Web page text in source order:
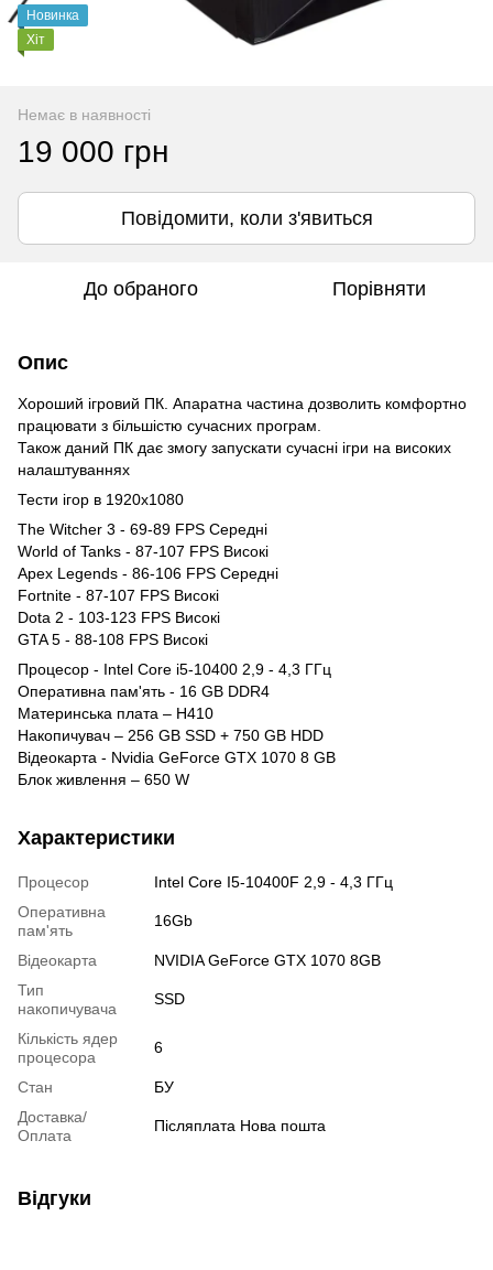
Новинка
Хіт
Немає в наявності
19 000 грн
Повідомити, коли з'явиться
До обраного Порівняти
Опис
Хороший ігровий ПК. Апаратна частина дозволить комфортно
працювати з більшістю сучасних програм.
Також даний ПК дає змогу запускати сучасні ігри на високих
налаштуваннях
Тести ігор в 1920x1080
The Witcher 3 - 69-89 FPS Середні
World of Tanks - 87-107 FPS Високі
Apex Legends - 86-106 FPS Середні
Fortnite - 87-107 FPS Високі
Dota 2 - 103-123 FPS Високі
GTA 5 - 88-108 FPS Високі
Процесор - Intel Core i5-10400 2,9 - 4,3 ГГц
Оперативна пам'ять - 16 GB DDR4
Материнська плата – H410
Накопичувач – 256 GB SSD + 750 GB HDD
Відеокарта - Nvidia GeForce GTX 1070 8 GB
Блок живлення – 650 W
Характеристики
Процесор
Intel Core I5-10400F 2,9 - 4,3 ГГц
Оперативна
пам'ять
16Gb
Відеокарта
NVIDIA GeForce GTX 1070 8GB
Тип
накопичувача
SSD
Кількість ядер
процесора
6
Стан
БУ
Доставка/
Оплата
Післяплата Нова пошта
Відгуки